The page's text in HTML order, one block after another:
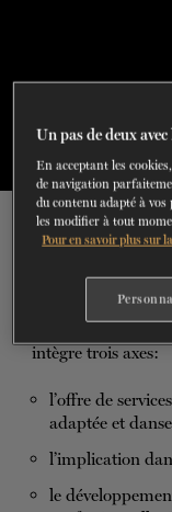
Une
Le CNDT est
intègre trois axes:
l’offre de
adaptée et
l’implication
le
Un pas de deux avec
En acceptant les
de navigation
du contenu adapté à vos
les modifier à tout
Pour en savoir plus sur